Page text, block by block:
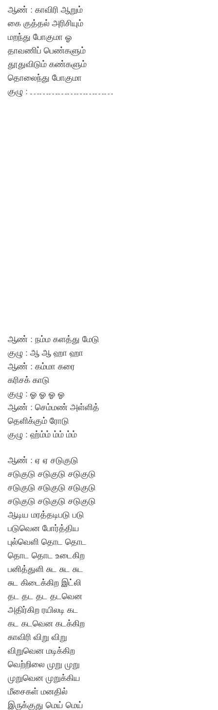
ஆண் : காவிரி ஆறும்
கை குத்தல் அரிசியும்
மறந்து போகுமா ஓ
தாவணிப் பெண்களும்
தூதுவிடும் கண்களும்
தொலைந்து போகுமா
குழு : ………………………
ஆண் : நம்ம களத்து மேடு
குழு : ஆ ஆ ஹா ஹா
ஆண் : கம்மா கரை
கரிசக் காடு
குழு : ஓ ஓ ஓ ஓ
ஆண் : செம்மண் அள்ளித்
தெளிக்கும் ரோடு
குழு : ஹ்ம்ம் ம்ம் ம்ம்
ஆண் : ஏ ஏ சடுகுடு
சடுகுடு சடுகுடு சடுகுடு
சடுகுடு சடுகுடு சடுகுடு
சடுகுடு சடுகுடு சடுகுடு
ஆடிய மரத்தடிபடு படு
படுவென போர்த்திய
புல்வெளி தொட தொட
தொட தொட உடைகிற
பனித்துளி சுட சுட சுட
சுட கிடைக்கிற இட்லி
தட தட தட தடவென
அதிர்கிற ரயிலடி கட
கட கடவென கடக்கிற
காவிரி விறு விறு
விறுவென மடிக்கிற
வெற்றிலை முறு முறு
முறுவென முறுக்கிய
மீசைகள் மனதில்
இருக்குது மெய் மெய்